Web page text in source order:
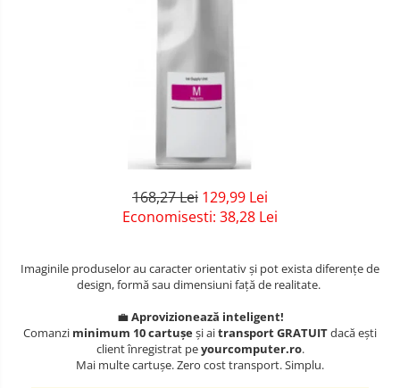
Laptopuri / Notebook-uri
Laptop / Notebook REFURBISHED
168,27 Lei 129,99 Lei
Economisesti: 38,28 Lei
Imaginile produselor au caracter orientativ și pot exista diferențe de
design, formă sau dimensiuni față de realitate.
💼Aprovizionează inteligent!
Comanzi minimum 10 cartușeși aitransport GRATUITdacă ești
client înregistrat peyourcomputer.ro.
Mai multe cartușe. Zero cost transport. Simplu.